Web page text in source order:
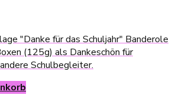
"Danke für das Schuljahr" Banderole
(125g) als Dankeschön für
Schulbegleiter.